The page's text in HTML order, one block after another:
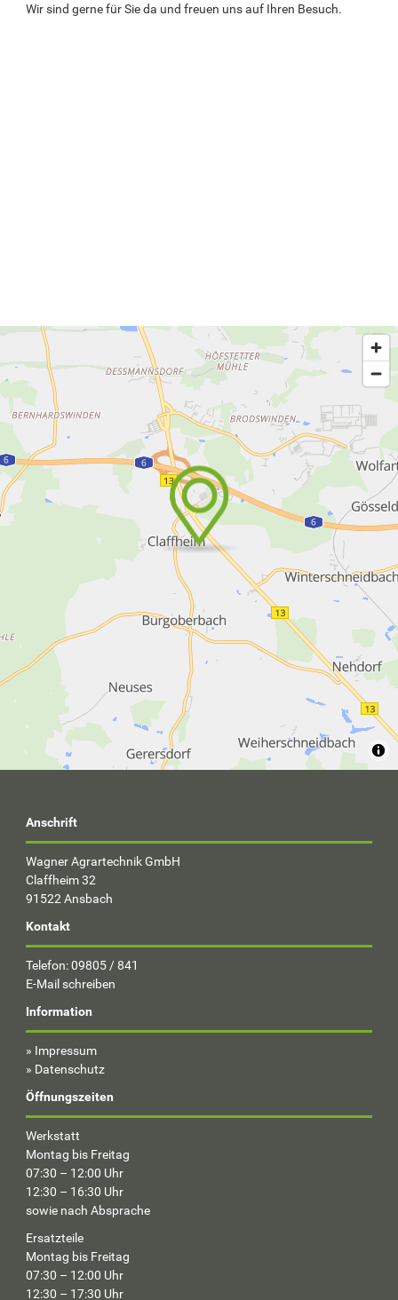
Wir sind gerne für Sie da und freuen uns auf Ihren Besuch.
Anschrift
Wagner Agrartechnik GmbH
Claffheim 32
91522 Ansbach
Kontakt
Telefon: 09805 / 841
E-Mail schreiben
Information
» Impressum
» Datenschutz
Öffnungszeiten
Werkstatt
Montag bis Freitag
07:30 – 12:00 Uhr
12:30 – 16:30 Uhr
sowie nach Absprache
Ersatzteile
Montag bis Freitag
07:30 – 12:00 Uhr
12:30 – 17:30 Uhr